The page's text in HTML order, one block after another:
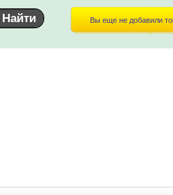
Вы еще не добавили